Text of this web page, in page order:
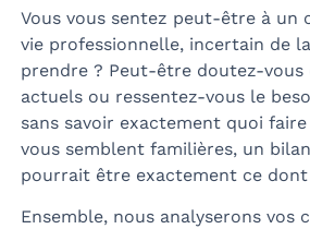
Vous vous sentez peut-être à un
vie professionnelle, incertain de
prendre ? Peut-être doutez-vous
actuels ou ressentez-vous le
sans savoir exactement quoi
vous semblent familières, un
pourrait être exactement ce dont
Ensemble, nous analyserons vos